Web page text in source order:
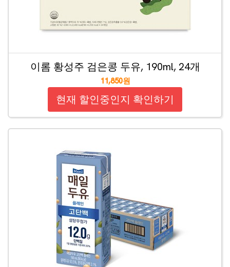
이롬 황성주 검은콩 두유, 190ml, 24개
11,850원
현재 할인중인지 확인하기